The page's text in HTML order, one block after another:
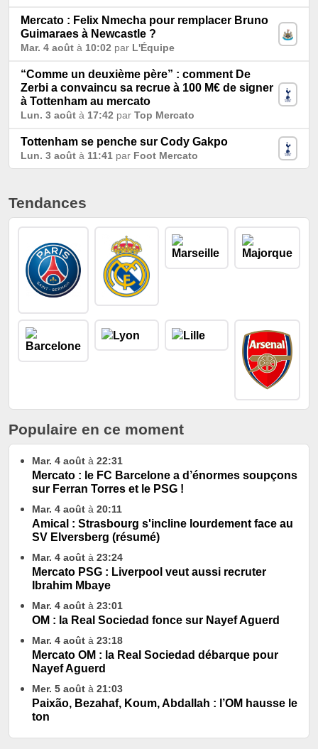
Mercato : Felix Nmecha pour remplacer Bruno
Guimaraes à Newcastle ?
Mar. 4 août à 10:02 par L'Équipe
“Comme un deuxième père” : comment De
Zerbi a convaincu sa recrue à 100 M€ de signer
à Tottenham au mercato
Lun. 3 août à 17:42 par Top Mercato
Tottenham se penche sur Cody Gakpo
Lun. 3 août à 11:41 par Foot Mercato
Tendances
Populaire en ce moment
Mar. 4 août à 22:31
Mercato : le FC Barcelone a d’énormes soupçons
sur Ferran Torres et le PSG !
Mar. 4 août à 20:11
Amical : Strasbourg s'incline lourdement face au
SV Elversberg (résumé)
Mar. 4 août à 23:24
Mercato PSG : Liverpool veut aussi recruter
Ibrahim Mbaye
Mar. 4 août à 23:01
OM : la Real Sociedad fonce sur Nayef Aguerd
Mar. 4 août à 23:18
Mercato OM : la Real Sociedad débarque pour
Nayef Aguerd
Mer. 5 août à 21:03
Paixão, Bezahaf, Koum, Abdallah : l’OM hausse le
ton